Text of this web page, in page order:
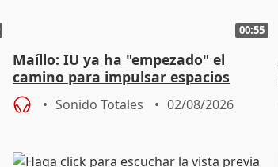
00:55
Maíllo: IU ya ha "empezado" el
camino para impulsar espacios
unitarios para las municipales
Sonido Totales 02/08/2026